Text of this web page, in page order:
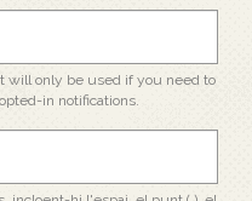
will only be used if you need to
in notifications.